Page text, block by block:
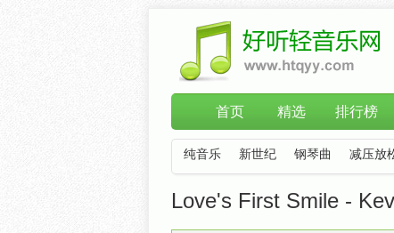
首页 精选 排行榜
纯音乐 新世纪 钢琴曲 减压放
Love's First Smile -